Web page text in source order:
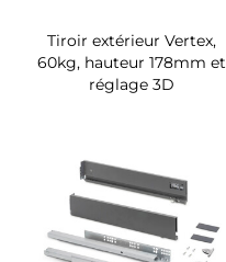
Tiroir extérieur Vertex,
60kg, hauteur 178mm et
réglage 3D